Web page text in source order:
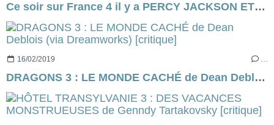
Ce soir sur France 4 il y a PERCY JACKSON ET LE VOLEUR DE FOUDRE (ou de poule, je ne sais plus)...
16/02/2019 …
DRAGONS 3 : LE MONDE CACHÉ de Dean Deblois (via Dreamworks) [critique]